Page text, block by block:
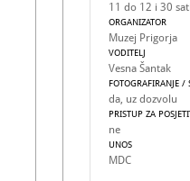
11 do 12 i 30 sati
ORGANIZATOR
Muzej Prigorja
VODITELJ
Vesna Šantak
FOTOGRAFIRANJE /
da, uz dozvolu
PRISTUP ZA
ne
UNOS
MDC